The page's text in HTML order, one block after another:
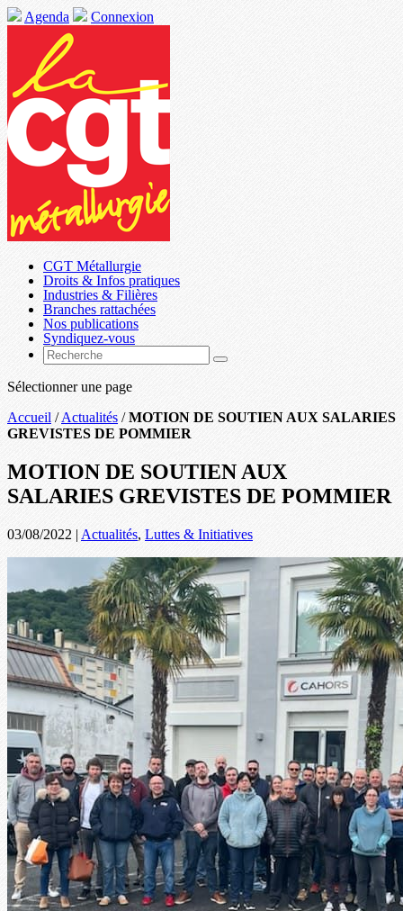
Agenda Connexion
CGT Métallurgie
Droits & Infos pratiques
Industries & Filières
Branches rattachées
Nos publications
Syndiquez-vous
Sélectionner une page
Accueil /Actualités /MOTION DE SOUTIEN AUX SALARIES
GREVISTES DE POMMIER
MOTION DE SOUTIEN AUX
SALARIES GREVISTES DE POMMIER
03/08/2022 | Actualités, Luttes & Initiatives